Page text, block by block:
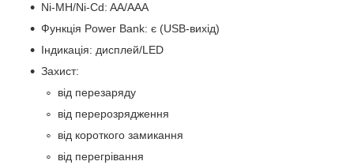
Ni-MH/Ni-Cd: AA/AAA
Функція Power Bank: є (USB-вихід)
Індикація: дисплей/LED
Захист:
від перезаряду
від перерозрядження
від короткого замикання
від перегрівання